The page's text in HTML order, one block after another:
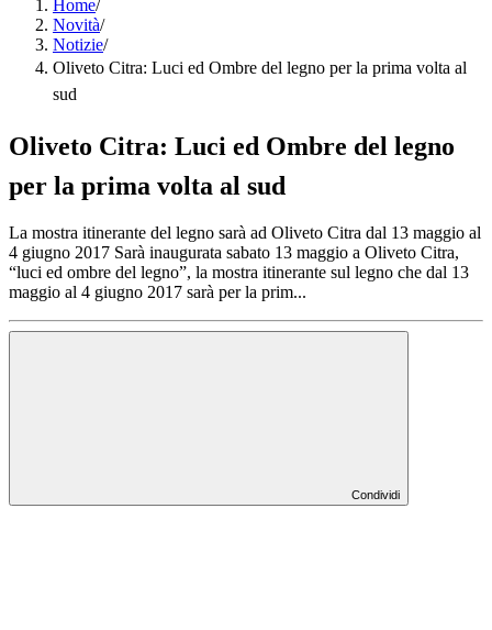
Home/
Novità/
Notizie/
Oliveto Citra: Luci ed Ombre del legno per la prima volta al
sud
Oliveto Citra: Luci ed Ombre del legno
per la prima volta al sud
La mostra itinerante del legno sarà ad Oliveto Citra dal 13 maggio al
4 giugno 2017 Sarà inaugurata sabato 13 maggio a Oliveto Citra,
“luci ed ombre del legno”, la mostra itinerante sul legno che dal 13
maggio al 4 giugno 2017 sarà per la prim...
Condividi